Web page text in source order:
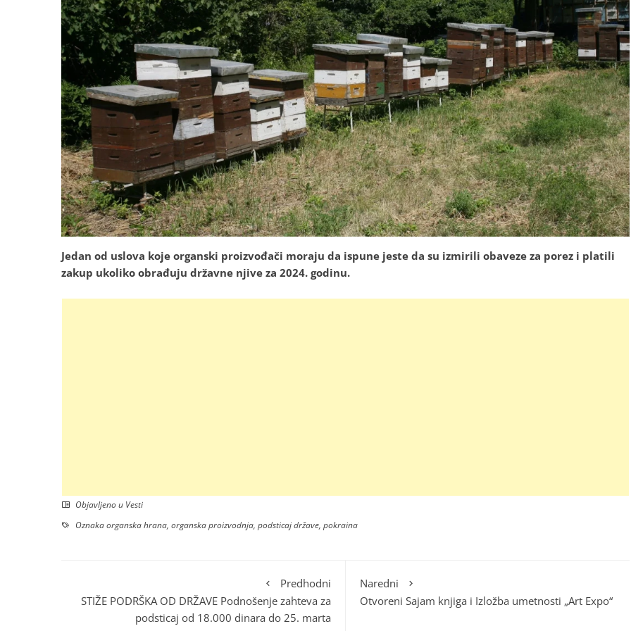
Jedan od uslova koje organski proizvođači moraju da ispune jeste da su izmirili obaveze za porez i platili
zakup ukoliko obrađuju državne njive za 2024. godinu.
Objavljeno u Vesti
Oznakaorganska hrana, organska proizvodnja, podsticaj države, pokraina
Predhodni
STIŽE PODRŠKA OD DRŽAVE Podnošenje zahteva za
podsticaj od 18.000 dinara do 25. marta
Naredni
Otvoreni Sajam knjiga i Izložba umetnosti „Art Expo“